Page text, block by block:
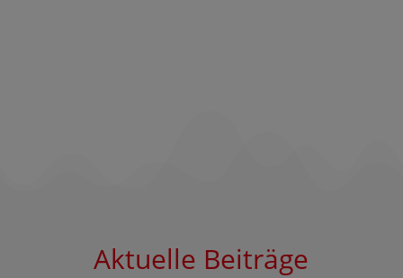
Aktuelle Beiträge